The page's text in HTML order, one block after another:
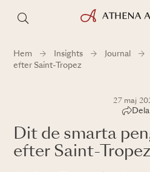
Hem Insights Journal
efter Saint-Tropez
27 maj
Dela
Dit de smarta
efter Saint-Tropez